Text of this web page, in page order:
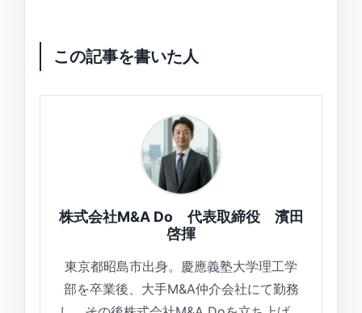
この記事を書いた人
株式会社M&A Do 代表取締役 濱田
啓揮
東京都昭島市出身。慶應義塾大学理工学
部を卒業後、大手M&A仲介会社にて勤務